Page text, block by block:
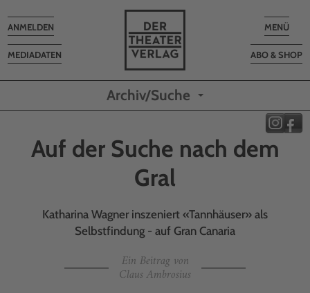
Toggle
MENÜ
ABO & SHOP
MEDIADATEN
Toggle
navigation
ANMELDEN
Archiv/Suche
Auf der Suche nach dem
Gral
Katharina Wagner inszeniert «Tannhäuser» als
Selbstfindung - auf Gran Canaria
Ein Beitrag von
Claus Ambrosius